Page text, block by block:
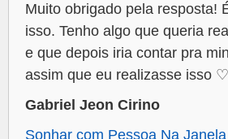
Muito obrigado pela resposta!
isso. Tenho algo que queria
e que depois iria contar pra
assim que eu realizasse isso ♡
Gabriel Jeon Cirino
Sonhar com Pessoa Na Janela